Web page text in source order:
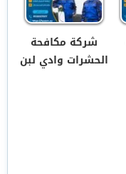
شركة مكافحة
الحشرات وادي لبن